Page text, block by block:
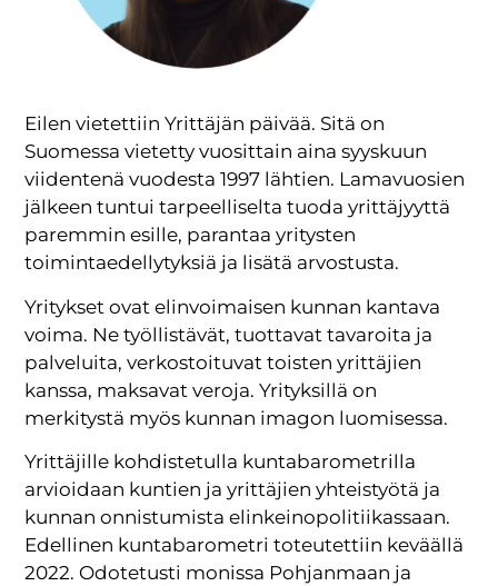
Eilen vietettiin Yrittäjän päivää. Sitä on
Suomessa vietetty vuosittain aina syyskuun
viidentenä vuodesta 1997 lähtien. Lamavuosien
jälkeen tuntui tarpeelliselta tuoda yrittäjyyttä
paremmin esille, parantaa yritysten
toimintaedellytyksiä ja lisätä arvostusta.
Yritykset ovat elinvoimaisen kunnan kantava
voima. Ne työllistävät, tuottavat tavaroita ja
palveluita, verkostoituvat toisten yrittäjien
kanssa, maksavat veroja. Yrityksillä on
merkitystä myös kunnan imagon luomisessa.
Yrittäjille kohdistetulla kuntabarometrilla
arvioidaan kuntien ja yrittäjien yhteistyötä ja
kunnan onnistumista elinkeinopolitiikassaan.
Edellinen kuntabarometri toteutettiin keväällä
2022. Odotetusti monissa Pohjanmaan ja